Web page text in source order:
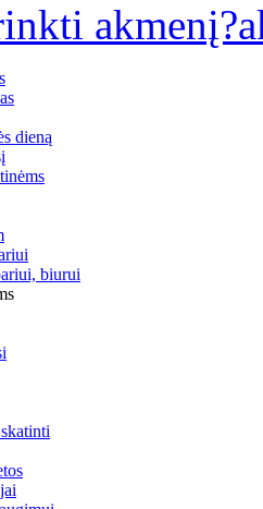
akmenį?
dieną
biurui